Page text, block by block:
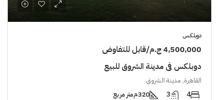
دوبلكس
4,500,000 ج.م/قابل للتفاوض
دوبلكس في مدينة الشروق للبيع
القاهرة, مدينة الشروق.
4
3 320م متر مربع